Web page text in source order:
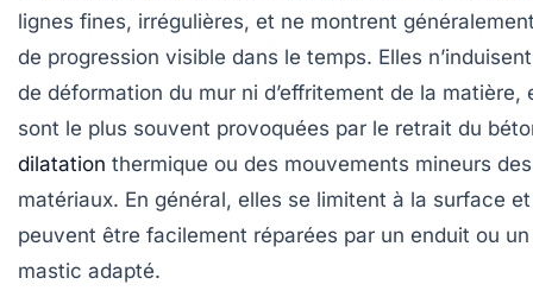
lignes fines, irrégulières, et ne montrent
de progression visible dans le temps. Elles
de déformation du mur ni d’effritement de la matière,
sont le plus souvent provoquées par le retrait du
dilatation thermique ou des mouvements mineurs des
matériaux. En général, elles se limitent à la surface et
peuvent être facilement réparées par un enduit ou un
mastic adapté.